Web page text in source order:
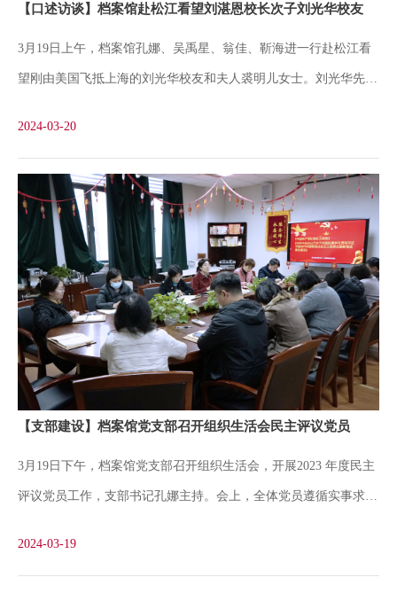
致表示会坚持初心，做好讲解工作，更好地传播校史文化，传承英
烈精神，讲好上理故事。会议现场供稿：吴杨摄影：于喆
【口述访谈】档案馆赴松江看望刘湛恩校长次子刘光华校友
3月19日上午，档案馆孔娜、吴禹星、翁佳、靳海进一行赴松江看
望刚由美国飞抵上海的刘光华校友和夫人裘明儿女士。刘光华先生
入沪江大学政治系。在学期间，曾任学生会副主席，后因参加罢课
风潮被勒令退学。1950年毕业于燕京大学新闻系，曾在新闻总署研
究室工作7年。1957年初调文汇报北京办事处任记者，不久被错划
为右派，1979年初获平反。1984年移居美国。孔娜代表档案馆对刘
光华校友夫妇回国表示欢迎。她介绍了学校历年来对刘湛恩烈士的
纪念，以及刘湛恩烈士故居红色文化主题馆的修缮建设等情况，并
邀请刘光华校友访问沪江故园。年逾九旬的刘光华校友身体健朗，
精神饱满。他对母校的关怀表示感谢，深情回忆了在故居生活、在
述访谈，并捐赠了具有重要史料价值的老照片。刘光华校友生活经
历丰富，是刘湛恩烈士遇刺、沪江大学学生革命斗争等历史事件的
2024-03-20
【支部建设】档案馆党支部召开组织生活会民主评议党员
3月19日下午，档案馆党支部召开组织生活会，开展2023 年度民主
评议党员工作，支部书记孔娜主持。会上，全体党员遵循实事求是
2024-03-19